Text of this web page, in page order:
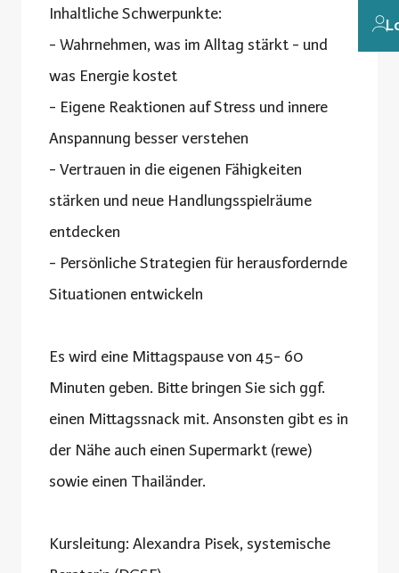
Inhaltliche Schwerpunkte:
- Wahrnehmen, was im Alltag stärkt - und
was Energie kostet
- Eigene Reaktionen auf Stress und innere
Anspannung besser verstehen
- Vertrauen in die eigenen Fähigkeiten
stärken und neue Handlungsspielräume
entdecken
- Persönliche Strategien für herausfordernde
Situationen entwickeln
Es wird eine Mittagspause von 45- 60
Minuten geben. Bitte bringen Sie sich ggf.
einen Mittagssnack mit. Ansonsten gibt es in
der Nähe auch einen Supermarkt (rewe)
sowie einen Thailänder.
Kursleitung: Alexandra Pisek, systemische